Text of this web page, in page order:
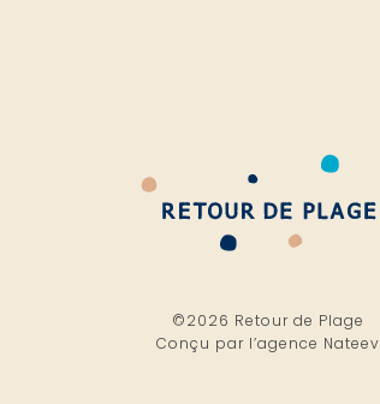
©2026 Retour de Plage
Conçu par l’agence Nateev